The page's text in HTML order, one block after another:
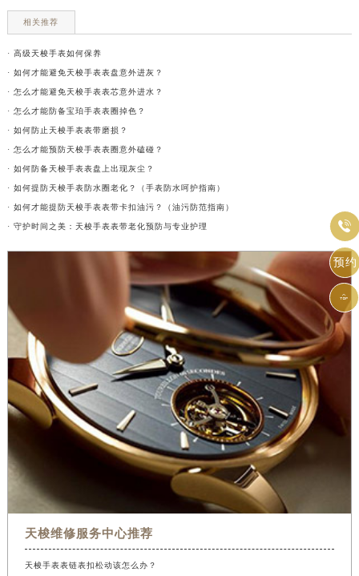
相关推荐
· 高级天梭手表如何保养
· 如何才能避免天梭手表表盘意外进灰？
· 怎么才能避免天梭手表表芯意外进水？
· 怎么才能防备宝珀手表表圈掉色？
· 如何防止天梭手表表带磨损？
· 怎么才能预防天梭手表表圈意外磕碰？
· 如何防备天梭手表表盘上出现灰尘？
· 如何提防天梭手表防水圈老化？（手表防水呵护指南）
· 如何才能提防天梭手表表带卡扣油污？（油污防范指南）
· 守护时间之美：天梭手表表带老化预防与专业护理
天梭维修服务中心推荐
天梭手表表链表扣松动该怎么办？

预约
